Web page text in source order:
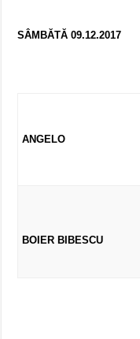
SÂMBĂTĂ 09.12.2017
ANGELO
BOIER BIBESCU